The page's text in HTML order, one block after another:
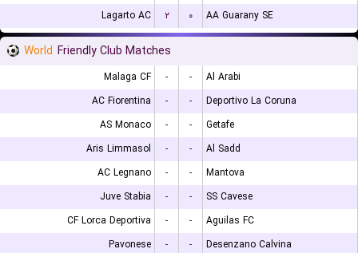
Lagarto AC
۲ ۰ AA Guarany SE
World Friendly Club Matches
Malaga CF - -
Al Arabi
AC Fiorentina
- -
Deportivo La Coruna
AS Monaco
- -
Getafe
Aris Limmasol
- -
Al Sadd
AC Legnano
- -
Mantova
Juve Stabia
- -
SS Cavese
CF Lorca Deportiva
- -
Aguilas FC
Pavonese
- -
Desenzano Calvina